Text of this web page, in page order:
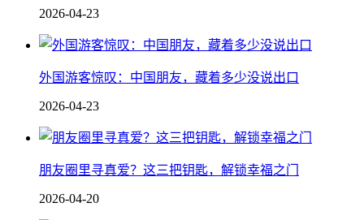
2026-04-23
外国游客惊叹：中国朋友，藏着多少没说出口
2026-04-23
朋友圈里寻真爱？这三把钥匙，解锁幸福之门
2026-04-20